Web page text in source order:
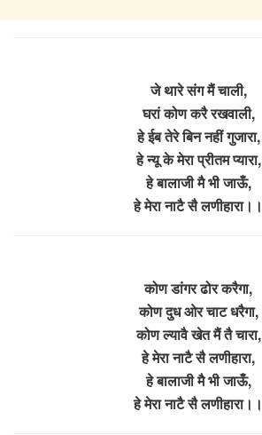
जे थारे संग मैं चाली,
घरां कोण करै रखवाली,
हे ईब तेरे बिन नहीं गुजारा,
हे न्यू के मेरा प्रीतम प्यारा,
हे बालाजी मै भी जाऊँ,
हे मेरा नाटै सै लणीहारा।।
कोण डांगर ढोर करैगा,
कोण दुध ओर चाट धरैगा,
कोण ल्यावै खेत मैं तै चारा,
हे मेरा नाटै सै लणीहारा,
हे बालाजी मै भी जाऊँ,
हे मेरा नाटै सै लणीहारा।।